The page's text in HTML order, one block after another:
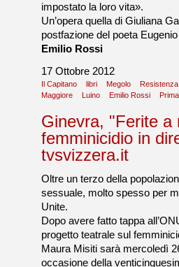
impostato la loro vita».
Un’opera quella di Giuliana
postfazione del poeta
Emilio Rossi
17 Ottobre 2012
Il Capitano libri Megolo Resistenza
Maggiore
Luino Emilio Rossi
Ginevra, "Ferite a
femminicidio in
tvsvizzera.it
Oltre un terzo della
sessuale, molto spesso per
Unite.
Dopo avere fatto tappa
progetto teatrale sul
Maura Misiti sarà mercoledì
occasione della